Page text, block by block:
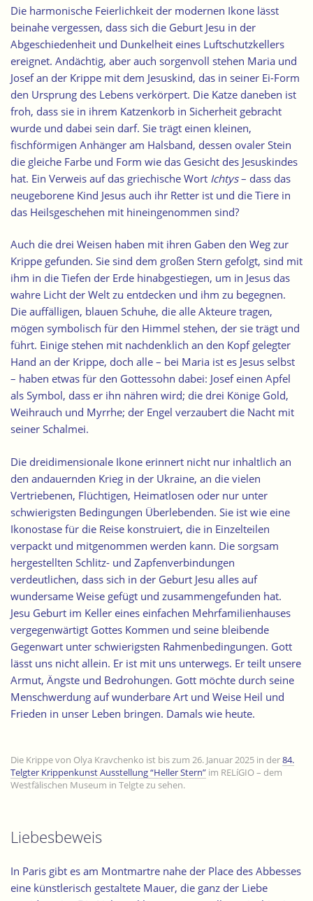
Die harmonische Feierlichkeit der modernen Ikone lässt
beinahe vergessen, dass sich die Geburt Jesu in der
Abgeschiedenheit und Dunkelheit eines Luftschutzkellers
ereignet. Andächtig, aber auch sorgenvoll stehen Maria und
Josef an der Krippe mit dem Jesuskind, das in seiner Ei-Form
den Ursprung des Lebens verkörpert. Die Katze daneben ist
froh, dass sie in ihrem Katzenkorb in Sicherheit gebracht
wurde und dabei sein darf. Sie trägt einen kleinen,
fischförmigen Anhänger am Halsband, dessen ovaler Stein
die gleiche Farbe und Form wie das Gesicht des Jesuskindes
hat. Ein Verweis auf das griechische Wort Ichtys– dass das
neugeborene Kind Jesus auch ihr Retter ist und die Tiere in
das Heilsgeschehen mit hineingenommen sind?
Auch die drei Weisen haben mit ihren Gaben den Weg zur
Krippe gefunden. Sie sind dem großen Stern gefolgt, sind mit
ihm in die Tiefen der Erde hinabgestiegen, um in Jesus das
wahre Licht der Welt zu entdecken und ihm zu begegnen.
Die auffälligen, blauen Schuhe, die alle Akteure tragen,
mögen symbolisch für den Himmel stehen, der sie trägt und
führt. Einige stehen mit nachdenklich an den Kopf gelegter
Hand an der Krippe, doch alle – bei Maria ist es Jesus selbst
– haben etwas für den Gottessohn dabei: Josef einen Apfel
als Symbol, dass er ihn nähren wird; die drei Könige Gold,
Weihrauch und Myrrhe; der Engel verzaubert die Nacht mit
seiner Schalmei.
Die dreidimensionale Ikone erinnert nicht nur inhaltlich an
den andauernden Krieg in der Ukraine, an die vielen
Vertriebenen, Flüchtigen, Heimatlosen oder nur unter
schwierigsten Bedingungen Überlebenden. Sie ist wie eine
Ikonostase für die Reise konstruiert, die in Einzelteilen
verpackt und mitgenommen werden kann. Die sorgsam
hergestellten Schlitz- und Zapfenverbindungen
verdeutlichen, dass sich in der Geburt Jesu alles auf
wundersame Weise gefügt und zusammengefunden hat.
Jesu Geburt im Keller eines einfachen Mehrfamilienhauses
vergegenwärtigt Gottes Kommen und seine bleibende
Gegenwart unter schwierigsten Rahmenbedingungen. Gott
lässt uns nicht allein. Er ist mit uns unterwegs. Er teilt unsere
Armut, Ängste und Bedrohungen. Gott möchte durch seine
Menschwerdung auf wunderbare Art und Weise Heil und
Frieden in unser Leben bringen. Damals wie heute.
Die Krippe von Olya Kravchenko ist bis zum 26. Januar 2025 in der84.
Telgter Krippenkunst Ausstellung “Heller Stern” im RELíGIO – dem
Westfälischen Museum in Telgte zu sehen.
Liebesbeweis
In Paris gibt es am Montmartre nahe der Place des Abbesses
eine künstlerisch gestaltete Mauer, die ganz der Liebe